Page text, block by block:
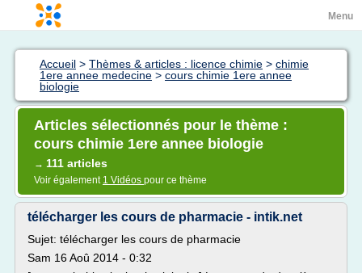
Menu
Accueil > Thèmes & articles : licence chimie > chimie
1ere annee medecine > cours chimie 1ere annee
biologie
Articles sélectionnés pour le thème :
cours chimie 1ere annee biologie
→ 111 articles
Voir également 1 Vidéos pour ce thème
télécharger les cours de pharmacie - intik.net
Sujet: télécharger les cours de pharmacie
Sam 16 Aoû 2014 - 0:32